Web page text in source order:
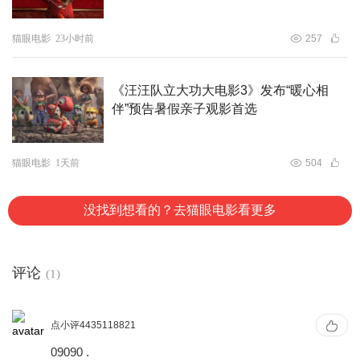
合体亮相，为翘首以盼的影迷带来无限惊喜，引爆全网热
议，电影相关话题阅读量突破7.5亿，讨论量及互动量突破
900万。
猫眼电影 23小时前 257
《汪汪队立大功大电影3》发布“暖心相
伴”预告暑假亲子观影首选
猫眼电影 1天前 504
没找到想看的？去猫眼电影看更多
评论 (1)
点小评4435118821
09090 .